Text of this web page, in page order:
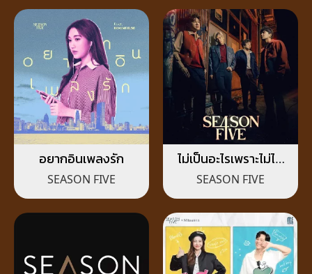
อยากอินเพลงรัก
SEASON FIVE
ไม่เป็นอะไรเพราะไม่ได้
เป็นอะไรกัน
SEASON FIVE